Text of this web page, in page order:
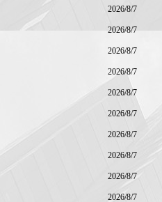
2026/8/7
2026/8/7
2026/8/7
2026/8/7
2026/8/7
2026/8/7
2026/8/7
2026/8/7
2026/8/7
2026/8/7